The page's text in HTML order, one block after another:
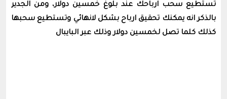
تستطيع سحب ارباحك عند بلوغ خمسين دولار، ومن الجدير
بالذكر انه يمكنك تحقيق ارباح بشكل لانهائي وتستطيع سحبها
كذلك كلما تصل لخمسين دولار وذلك عبر البايبال